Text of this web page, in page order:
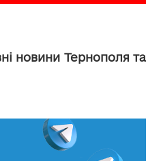
новини Тернополя та